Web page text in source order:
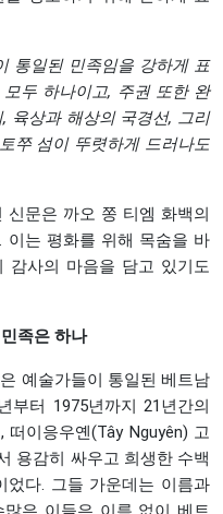
통일된 민족임을 강하게 표
모두 하나이고, 주권 또한 완
육상과 해상의 국경선, 그리
토쭈 섬이 뚜렷하게 드러나도
신문은 까오 쫑 티엠 화백의
이는 평화를 위해 목숨을 바
감사의 마음을 담고 있기도
족은 하나
예술가들이 통일된 베트남
부터 1975년까지 21년간의
이응우옌(Tây Nguyên) 고
용감히 싸우고 희생한 수백
다. 그들 가운데는 이름과